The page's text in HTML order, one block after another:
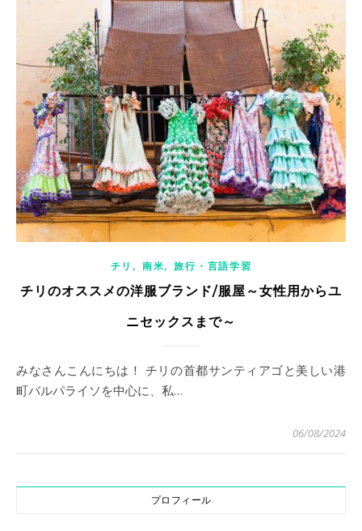
チリ ,南米,旅行・言語学習
チリのオススメの洋服ブランド/服屋～女性用からユ
ニセックスまで～
みなさんこんにちは！ チリの首都サンティアゴと美しい港
町バルパライソを中心に、私…
06/08/2024
プロフィール